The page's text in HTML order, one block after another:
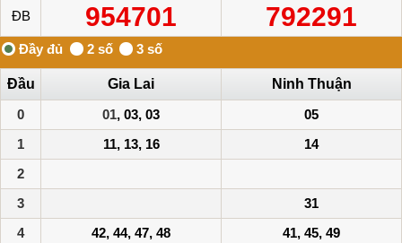
ĐB 954701 792291
Đầu Gia Lai
Ninh Thuận
0
01, 03, 03
05
1
11, 13, 16
14
2
3
31
4
42, 44, 47, 48
41, 45, 49